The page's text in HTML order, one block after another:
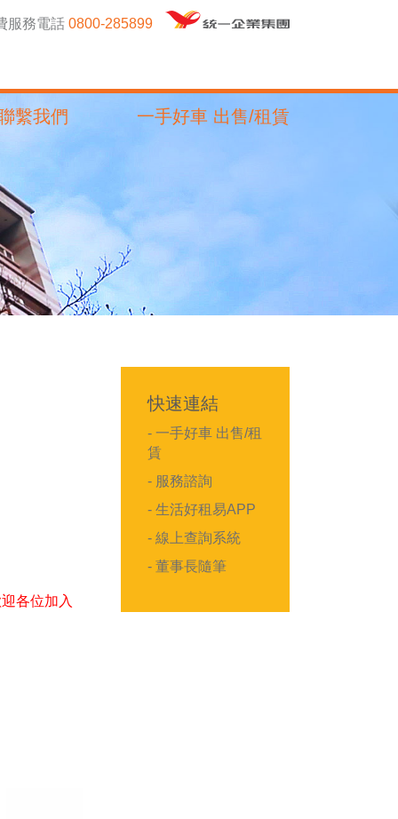
服務電話 0800-285899
繫我們 一手好車 出售/租賃
各位加入
快速連結
- 一手好車 出售/租
賃
- 服務諮詢
- 生活好租易APP
- 線上查詢系統
- 董事長隨筆